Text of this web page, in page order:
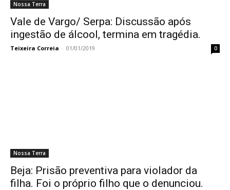
Nossa Terra
Vale de Vargo/ Serpa: Discussão após
ingestão de álcool, termina em tragédia.
Teixeira Correia - 01/01/2019 0
Nossa Terra
Beja: Prisão preventiva para violador da
filha. Foi o próprio filho que o denunciou.